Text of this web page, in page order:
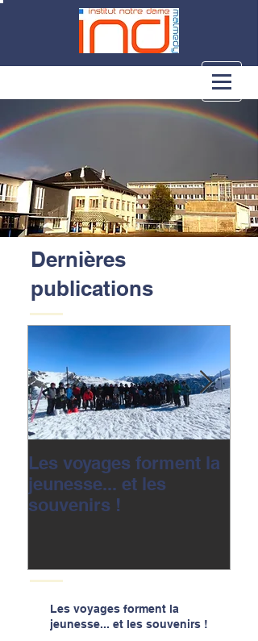
Dernières
publications
Les voyages forment la
jeunesse... et les
souvenirs !
Les voyages forment la
jeunesse... et les souvenirs !